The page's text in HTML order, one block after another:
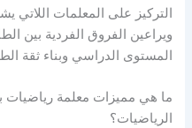
التركيز على المعلمات اللاتي
ويراعين الفروق الفردية بين
المستوى الدراسي وبناء ثقة
ما هي مميزات معلمة رياضيات
الرياضيات؟